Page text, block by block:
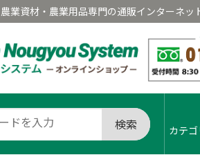
農業資材・農業用品専門の通販インターネッ
検索 カテ